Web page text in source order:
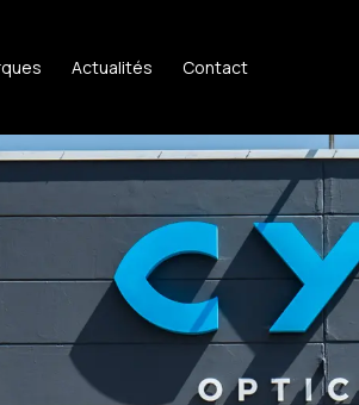
Actualités Contact